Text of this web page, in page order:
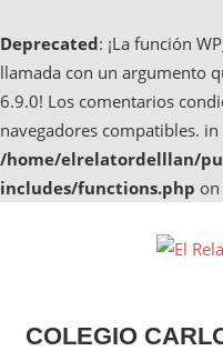
Deprecated: ¡La función
llamada con un argumento
6.9.0! Los comentarios
navegadores compatibles. in
/home/elrelatordelllan/
includes/functions.php
Casanare,
COLEGIO